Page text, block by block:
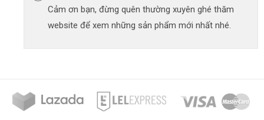
Cảm ơn bạn, đừng quên thường xuyên ghé thăm
website để xem những sản phẩm mới nhất nhé.